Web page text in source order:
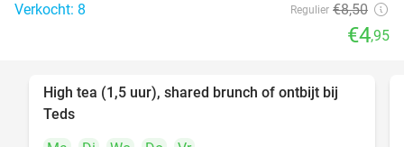
Verkocht: 8 Regulier €8,50
€4,95
35%
High tea (1,5 uur), shared brunch of ontbijt bij
Teds